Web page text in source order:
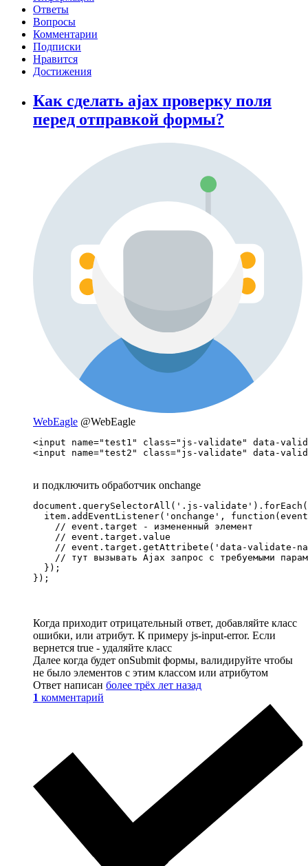
Ответы
Вопросы
Комментарии
Подписки
Нравится
Достижения
Как сделать ajax проверку поля
перед отправкой формы?
WebEagle @WebEagle
<input name="test1" class="js-validate" data-
<input name="test2" class="js-validate" data-
и подключить обработчик onchange
document.querySelectorAll('.js-
item.addEventListener('onchange',
    // event.target - измененный элемент
    // event.target.value
// event.target.getAttribete('data-validate-
// тут вызывать Ajax запрос с требуемыми
  });
});
Когда приходит отрицательный ответ, добавляйте класс
ошибки, или атрибут. К примеру js-input-error. Если
вернется true - удаляйте класс
Далее когда будет onSubmit формы, валидируйте чтобы
не было элементов с этим классом или атрибутом
Ответ написан более трёх лет назад
1 комментарий